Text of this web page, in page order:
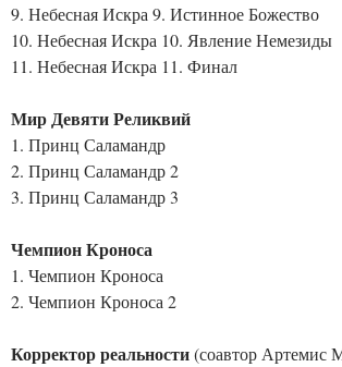
9. Небесная Искра 9. Истинное Божество
10. Небесная Искра 10. Явление Немезиды
11. Небесная Искра 11. Финал
Мир Девяти Реликвий
1. Принц Саламандр
2. Принц Саламандр 2
3. Принц Саламандр 3
Чемпион Кроноса
1. Чемпион Кроноса
2. Чемпион Кроноса 2
Корректор реальности(соавтор Артемис